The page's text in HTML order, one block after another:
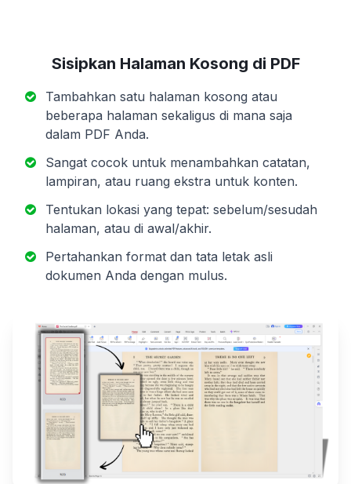
Sisipkan Halaman Kosong di PDF
Tambahkan satu halaman kosong atau
beberapa halaman sekaligus di mana saja
dalam PDF Anda.
Sangat cocok untuk menambahkan catatan,
lampiran, atau ruang ekstra untuk konten.
Tentukan lokasi yang tepat: sebelum/sesudah
halaman, atau di awal/akhir.
Pertahankan format dan tata letak asli
dokumen Anda dengan mulus.